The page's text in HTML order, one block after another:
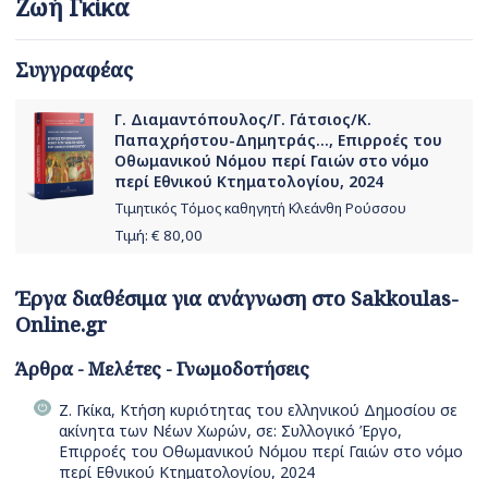
Ζωή Γκίκα
Συγγραφέας
Γ. Διαμαντόπουλος/Γ. Γάτσιος/Κ.
Παπαχρήστου-Δημητράς..., Επιρροές του
Οθωμανικού Νόμου περί Γαιών στο νόμο
περί Εθνικού Κτηματολογίου, 2024
Τιμητικός Τόμος καθηγητή Κλεάνθη Ρούσσου
Τιμή: € 80,00
Έργα διαθέσιμα για ανάγνωση στο Sakkoulas-
Online.gr
Άρθρα - Μελέτες - Γνωμοδοτήσεις
Ζ. Γκίκα, Κτήση κυριότητας του ελληνικού Δημοσίου σε
ακίνητα των Νέων Χωρών, σε: Συλλογικό Έργο,
Επιρροές του Οθωμανικού Νόμου περί Γαιών στο νόμο
περί Εθνικού Κτηματολογίου, 2024